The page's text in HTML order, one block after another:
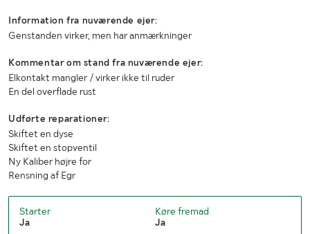
Køretøjsstatus
1. reg./1. trafik sv. 2014-02-18 / 2014-02-18
Information fra nuværende ejer:
Genstanden virker, men har anmærkninger
Kommentar om stand fra nuværende ejer:
Elkontakt mangler / virker ikke til ruder
En del overflade rust
Udførte reparationer:
Skiftet en dyse
Skiftet en stopventil
Ny Kaliber højre for
Rensning af Egr
Starter
Ja
Køre fremad
Ja